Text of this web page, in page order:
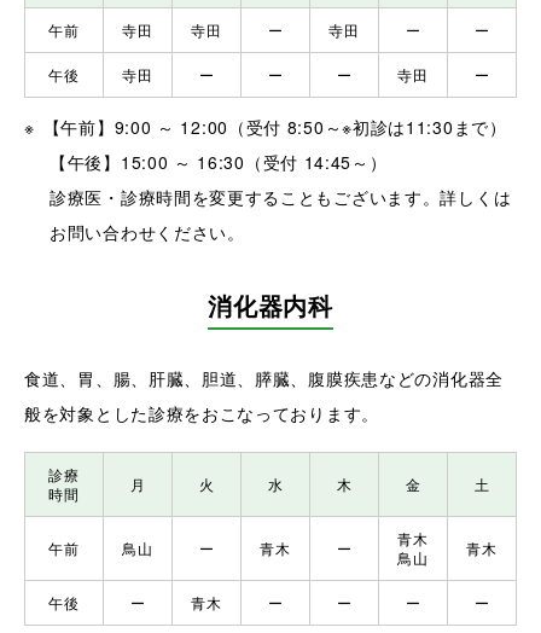
午前 寺田 寺田 ー 寺田 ー ー
午後 寺田 ー ー ー 寺田 ー
【午前】9:00 ～ 12:00（受付 8:50～※初診は11:30まで）
【午後】15:00 ～ 16:30（受付 14:45～）
診療医・診療時間を変更することもございます。詳しくは
お問い合わせください。
消化器内科
食道、胃、腸、肝臓、胆道、膵臓、腹膜疾患などの消化器全
般を対象とした診療をおこなっております。
診療
時間
月 火 水 木 金 土
午前 鳥山 ー 青木 ー
青木
鳥山
青木
午後 ー 青木 ー ー ー ー